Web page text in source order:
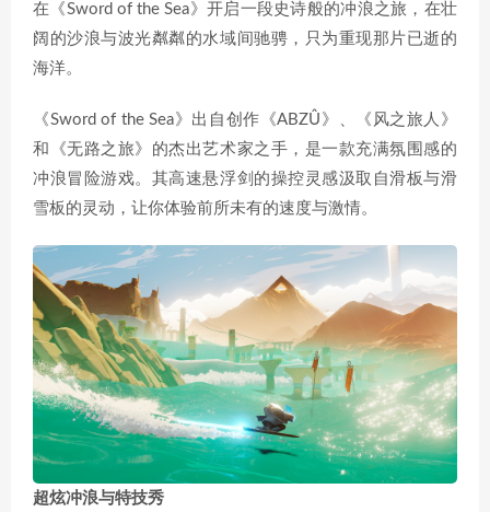
在《Sword of the Sea》开启一段史诗般的冲浪之旅，在壮
阔的沙浪与波光粼粼的水域间驰骋，只为重现那片已逝的
海洋。
《Sword of the Sea》出自创作《ABZÛ》、《风之旅人》
和《无路之旅》的杰出艺术家之手，是一款充满氛围感的
冲浪冒险游戏。其高速悬浮剑的操控灵感汲取自滑板与滑
雪板的灵动，让你体验前所未有的速度与激情。
超炫冲浪与特技秀